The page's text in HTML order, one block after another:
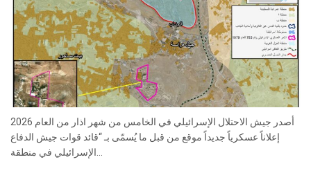
أصدر جيش الاحتلال الإسرائيلي في الخامس من شهر اذار من العام 2026
إعلاناً عسكرياً جديداً موقع من قبل ما يُسمّى بـ “قائد قوات جيش الدفاع